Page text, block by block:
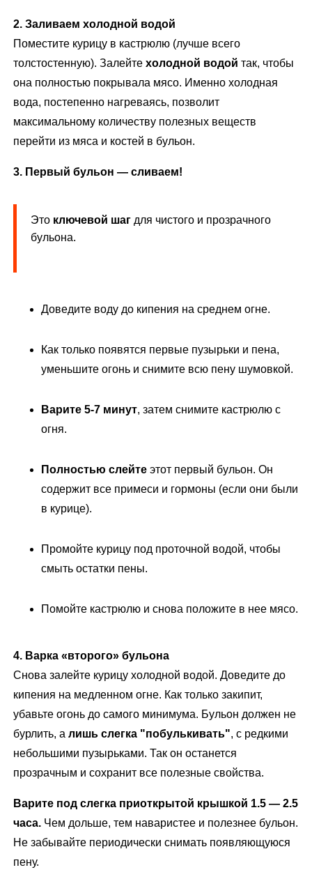
2. Заливаем холодной водой
Поместите курицу в кастрюлю (лучше всего
толстостенную). Залейтехолодной водой так, чтобы
она полностью покрывала мясо. Именно холодная
вода, постепенно нагреваясь, позволит
максимальному количеству полезных веществ
перейти из мяса и костей в бульон.
3. Первый бульон — сливаем!
Это ключевой шаг для чистого и прозрачного
бульона.
Доведите воду до кипения на среднем огне.
Как только появятся первые пузырьки и пена,
уменьшите огонь и снимите всю пену шумовкой.
Варите 5-7 минут, затем снимите кастрюлю с
огня.
Полностью слейте этот первый бульон. Он
содержит все примеси и гормоны (если они были
в курице).
Промойте курицу под проточной водой, чтобы
смыть остатки пены.
Помойте кастрюлю и снова положите в нее мясо.
4. Варка «второго» бульона
Снова залейте курицу холодной водой. Доведите до
кипения на медленном огне. Как только закипит,
убавьте огонь до самого минимума. Бульон должен не
бурлить, алишь слегка "побулькивать", с редкими
небольшими пузырьками. Так он останется
прозрачным и сохранит все полезные свойства.
Варите под слегка приоткрытой крышкой 1.5 — 2.5
часа. Чем дольше, тем наваристее и полезнее бульон.
Не забывайте периодически снимать появляющуюся
пену.